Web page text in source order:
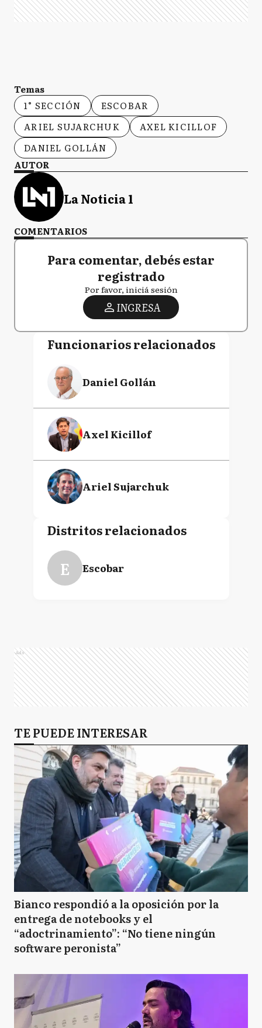
Temas
1° SECCIÓN
ESCOBAR
ARIEL SUJARCHUK
AXEL KICILLOF
DANIEL GOLLÁN
AUTOR
La Noticia 1
COMENTARIOS
Para comentar, debés estar
registrado
Por favor, iniciá sesión
INGRESA
Funcionarios relacionados
Daniel Gollán
Axel Kicillof
Ariel Sujarchuk
Distritos relacionados
E Escobar
Ads
TE PUEDE INTERESAR
Bianco respondió a la oposición por la
entrega de notebooks y el
“adoctrinamiento”: “No tiene ningún
software peronista”